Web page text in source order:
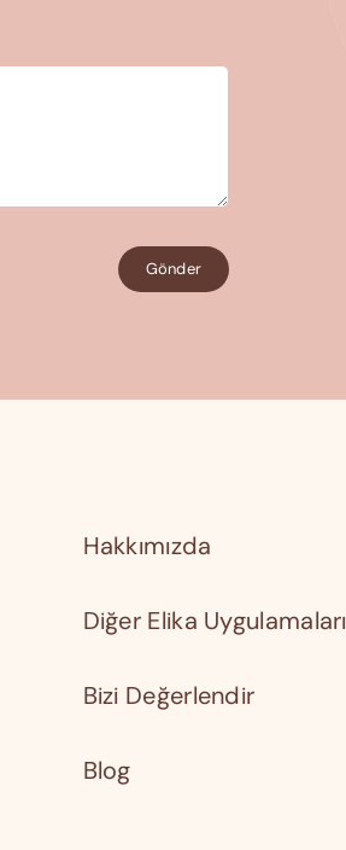
Gönder
Hakkımızda
Diğer Elika Uygulamaları
Bizi Değerlendir
Blog